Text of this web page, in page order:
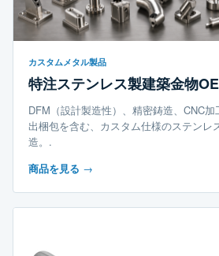
カスタムメタル製品
特注ステンレス製建築金物
DFM（設計製造性）、精密鋳造、CNC
出梱包を含む、カスタム仕様のステンレ
造。.
商品を見る →